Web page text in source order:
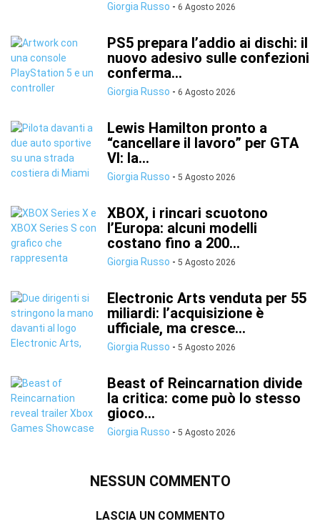
Giorgia Russo - 6 Agosto 2026
PS5 prepara l’addio ai dischi: il
nuovo adesivo sulle confezioni
conferma...
Giorgia Russo - 6 Agosto 2026
Lewis Hamilton pronto a
“cancellare il lavoro” per GTA
VI: la...
Giorgia Russo - 5 Agosto 2026
XBOX, i rincari scuotono
l’Europa: alcuni modelli
costano fino a 200...
Giorgia Russo - 5 Agosto 2026
Electronic Arts venduta per 55
miliardi: l’acquisizione è
ufficiale, ma cresce...
Giorgia Russo - 5 Agosto 2026
Beast of Reincarnation divide
la critica: come può lo stesso
gioco...
Giorgia Russo - 5 Agosto 2026
NESSUN COMMENTO
LASCIA UN COMMENTO